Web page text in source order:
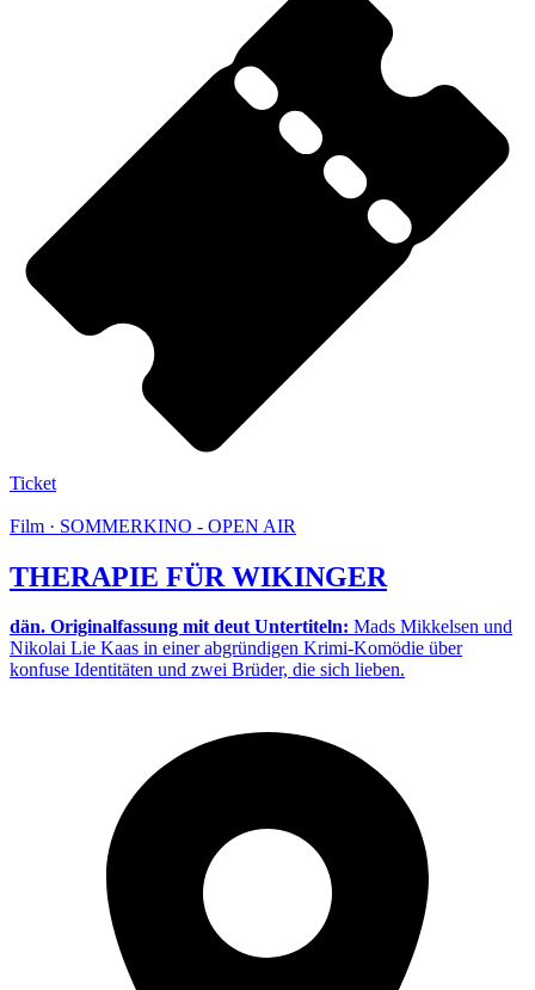
Ticket
Film · SOMMERKINO - OPEN AIR
THERAPIE FÜR WIKINGER
dän. Originalfassung mit deut Untertiteln: Mads Mikkelsen und
Nikolai Lie Kaas in einer abgründigen Krimi-Komödie über
konfuse Identitäten und zwei Brüder, die sich lieben.